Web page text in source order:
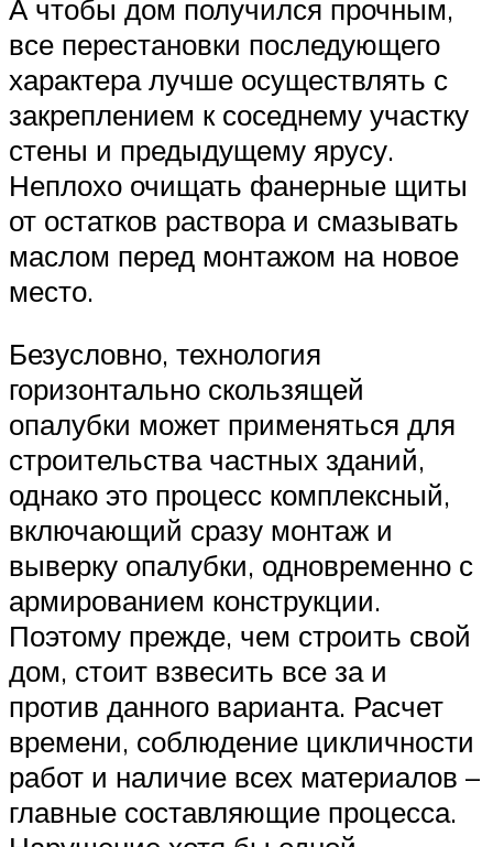
А чтобы дом получился прочным,
все перестановки последующего
характера лучше осуществлять с
закреплением к соседнему участку
стены и предыдущему ярусу.
Неплохо очищать фанерные щиты
от остатков раствора и смазывать
маслом перед монтажом на новое
место.
Безусловно, технология
горизонтально скользящей
опалубки может применяться для
строительства частных зданий,
однако это процесс комплексный,
включающий сразу монтаж и
выверку опалубки, одновременно с
армированием конструкции.
Поэтому прежде, чем строить свой
дом, стоит взвесить все за и
против данного варианта. Расчет
времени, соблюдение цикличности
работ и наличие всех материалов –
главные составляющие процесса.